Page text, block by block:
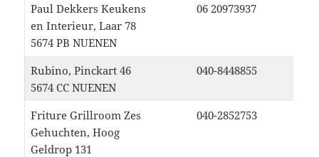
Paul Dekkers Keukens
en Interieur, Laar 78
5674 PB NUENEN
06 20973937
Rubino, Pinckart 46
5674 CC NUENEN
040-8448855
Friture Grillroom Zes
Gehuchten, Hoog
Geldrop 131
040-2852753